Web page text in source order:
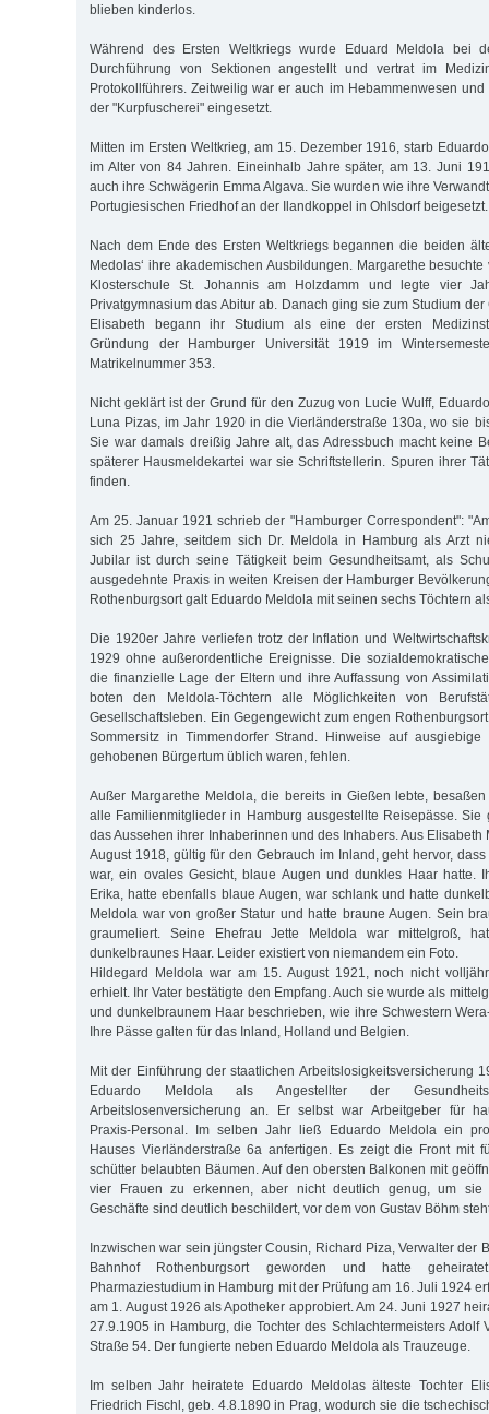
blieben kinderlos.
Während des Ersten Weltkriegs wurde Eduard Meldola bei
Durchführung von Sektionen angestellt und vertrat im
Protokollführers. Zeitweilig war er auch im Hebammenwesen
der "Kurpfuscherei" eingesetzt.
Mitten im Ersten Weltkrieg, am 15. Dezember 1916, starb
im Alter von 84 Jahren. Eineinhalb Jahre später, am 13. Juni
auch ihre Schwägerin Emma Algava. Sie wurden wie ihre
Portugiesischen Friedhof an der Ilandkoppel in Ohlsdorf beigesetzt.
Nach dem Ende des Ersten Weltkriegs begannen die beiden
Medolas‘ ihre akademischen Ausbildungen. Margarethe
Klosterschule St. Johannis am Holzdamm und legte vier
Privatgymnasium das Abitur ab. Danach ging sie zum Studium
Elisabeth begann ihr Studium als eine der ersten
Gründung der Hamburger Universität 1919 im
Matrikelnummer 353.
Nicht geklärt ist der Grund für den Zuzug von Lucie Wulff,
Luna Pizas, im Jahr 1920 in die Vierländerstraße 130a, wo sie
Sie war damals dreißig Jahre alt, das Adressbuch macht keine
späterer Hausmeldekartei war sie Schriftstellerin. Spuren ihrer
finden.
Am 25. Januar 1921 schrieb der "Hamburger Correspondent":
sich 25 Jahre, seitdem sich Dr. Meldola in Hamburg als Arzt
Jubilar ist durch seine Tätigkeit beim Gesundheitsamt, als
ausgedehnte Praxis in weiten Kreisen der Hamburger
Rothenburgsort galt Eduardo Meldola mit seinen sechs Töchtern
Die 1920er Jahre verliefen trotz der Inflation und
1929 ohne außerordentliche Ereignisse. Die
die finanzielle Lage der Eltern und ihre Auffassung von
boten den Meldola-Töchtern alle Möglichkeiten von
Gesellschaftsleben. Ein Gegengewicht zum engen
Sommersitz in Timmendorfer Strand. Hinweise auf
gehobenen Bürgertum üblich waren, fehlen.
Außer Margarethe Meldola, die bereits in Gießen lebte,
alle Familienmitglieder in Hamburg ausgestellte Reisepässe. Sie
das Aussehen ihrer Inhaberinnen und des Inhabers. Aus Elisabeth
August 1918, gültig für den Gebrauch im Inland, geht hervor,
war, ein ovales Gesicht, blaue Augen und dunkles Haar hatte.
Erika, hatte ebenfalls blaue Augen, war schlank und hatte
Meldola war von großer Statur und hatte braune Augen. Sein
graumeliert. Seine Ehefrau Jette Meldola war mittelgroß,
dunkelbraunes Haar. Leider existiert von niemandem ein Foto.
Hildegard Meldola war am 15. August 1921, noch nicht
erhielt. Ihr Vater bestätigte den Empfang. Auch sie wurde als
und dunkelbraunem Haar beschrieben, wie ihre Schwestern
Ihre Pässe galten für das Inland, Holland und Belgien.
Mit der Einführung der staatlichen Arbeitslosigkeitsversicherung
Eduardo Meldola als Angestellter der
Arbeitslosenversicherung an. Er selbst war Arbeitgeber für
Praxis-Personal. Im selben Jahr ließ Eduardo Meldola ein
Hauses Vierländerstraße 6a anfertigen. Es zeigt die Front mit
schütter belaubten Bäumen. Auf den obersten Balkonen mit
vier Frauen zu erkennen, aber nicht deutlich genug, um sie
Geschäfte sind deutlich beschildert, vor dem von Gustav Böhm
Inzwischen war sein jüngster Cousin, Richard Piza, Verwalter der
Bahnhof Rothenburgsort geworden und hatte
Pharmaziestudium in Hamburg mit der Prüfung am 16. Juli 1924
am 1. August 1926 als Apotheker approbiert. Am 24. Juni 1927
27.9.1905 in Hamburg, die Tochter des Schlachtermeisters Adolf
Straße 54. Der fungierte neben Eduardo Meldola als Trauzeuge.
Im selben Jahr heiratete Eduardo Meldolas älteste Tochter
Friedrich Fischl, geb. 4.8.1890 in Prag, wodurch sie die